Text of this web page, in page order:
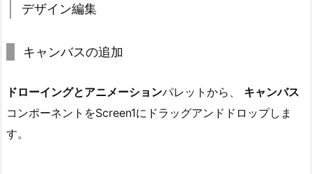
デザイン編集
キャンバスの追加
ドローイングとアニメーションパレットから、 キャンバス
コンポーネントをScreen1にドラッグアンドドロップしま
す。